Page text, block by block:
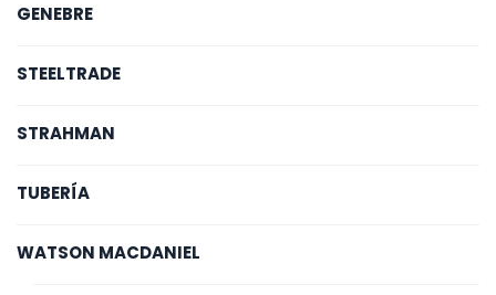
GENEBRE
STEELTRADE
STRAHMAN
TUBERÍA
WATSON MACDANIEL